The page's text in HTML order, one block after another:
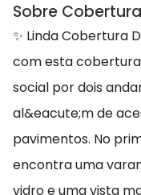
Sobre
✨ Linda Cobertura
com esta
social por dois
al&eacute;m de
pavimentos. No
encontra uma
vidro e uma vista